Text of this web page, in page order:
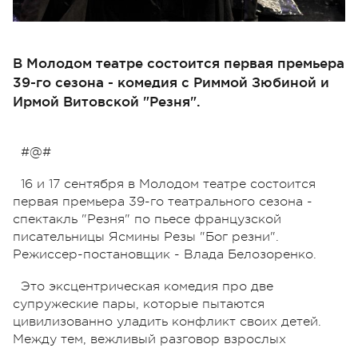
В Молодом театре состоится первая премьера
39-го сезона - комедия с Риммой Зюбиной и
Ирмой Витовской "Резня".
#@#
16 и 17 сентября в Молодом театре состоится
первая премьера 39-го театрального сезона -
спектакль "Резня" по пьесе французской
писательницы Ясмины Резы "Бог резни".
Режиссер-постановщик - Влада Белозоренко.
Это эксцентрическая комедия про две
супружеские пары, которые пытаются
цивилизованно уладить конфликт своих детей.
Между тем, вежливый разговор взрослых